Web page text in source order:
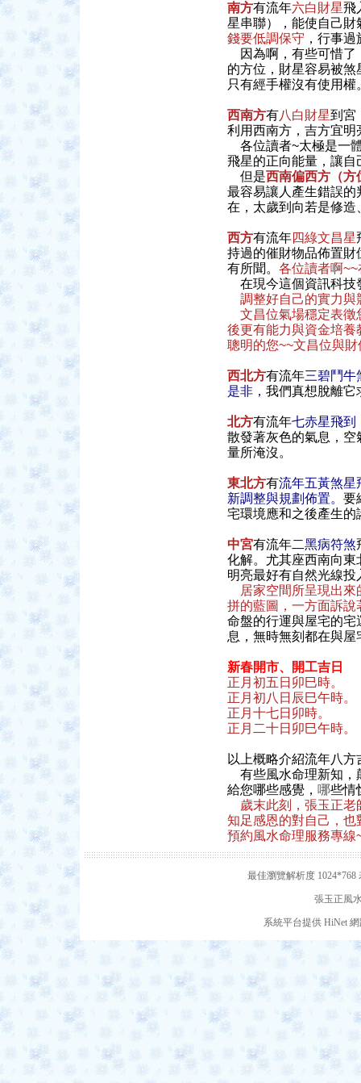
南方有流年六白財星飛
星串聯），能使自己
錢要低調保守 ，行事
因為啊，有些可惜了
的方位，財星容易被
只有經手權沒有使用
西南方有八白財星到宮
利用西南方，吉方宜
各位讀者~太極是一
飛星的正向能量，讓
但是西南偏西方（方
最容易讓人產生錯誤
在，太歲到向若是修
西方有流年四綠文昌星
持過的催財物品佈置
有所聞。 各位讀者啊
在現今這個資訊科技
調整好自己的實力與
文昌位氣場穩定表徵
後更有能力與資金培養
聰明的您~~文昌位與
西北方有流年三碧鬥牛
是非， 我們真想脫離它
北方有流年七赤星飛到
散發著灰色的氣息，
量所淹沒。
東北方有流年五黃煞星
新調整與規劃佈置。 要
宅環境應和之後產生
中宮有流年二黑病符煞
化解。尤其座西南向
明亮最好有自然光線
居家空間所呈現出
拼的藍圖，一方面訴說
命盤的行運與屋宅的
息，無時無刻都在與
新春開市、開工吉日
正月初五日卯巳時。
正月初八日辰巳午時。
正月十七日卯時。
正月二十日卯巳午時。
以上概略介紹流年八
有些風水命理新知，
給您哪些感覺， 哪些情
歲末此刻，張玉正
知足感恩的對自己，
預約風水命理服務專線
最佳瀏覽解析度
張玉正風
系統平台提供 HiNet